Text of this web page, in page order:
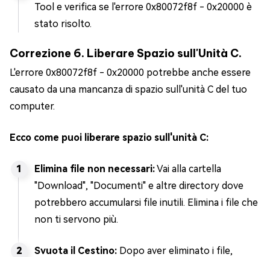
Tool e verifica se l'errore 0x80072f8f - 0x20000 è
stato risolto.
Correzione 6. Liberare Spazio sull'Unità C.
L'errore 0x80072f8f - 0x20000 potrebbe anche essere
causato da una mancanza di spazio sull'unità C del tuo
computer.
Ecco come puoi liberare spazio sull'unità C:
Elimina file non necessari:Vai alla cartella
"Download", "Documenti" e altre directory dove
potrebbero accumularsi file inutili. Elimina i file che
non ti servono più.
Svuota il Cestino: Dopo aver eliminato i file,